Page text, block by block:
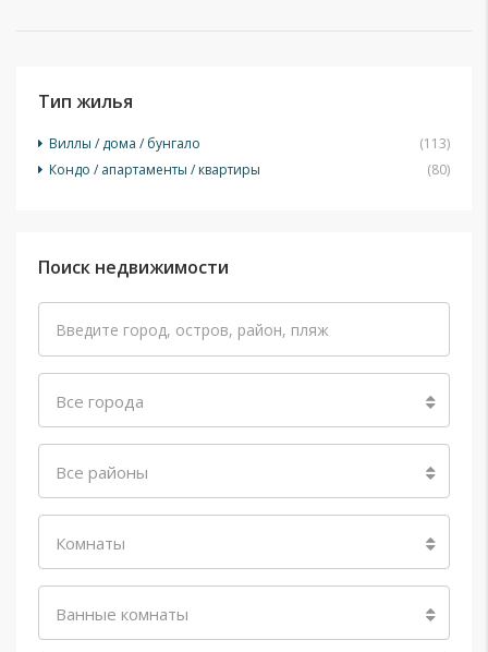
Тип жилья
Виллы / дома / бунгало
(113)
Кондо / апартаменты / квартиры
(80)
Поиск недвижимости
Все города
Все районы
Комнаты
Ванные комнаты